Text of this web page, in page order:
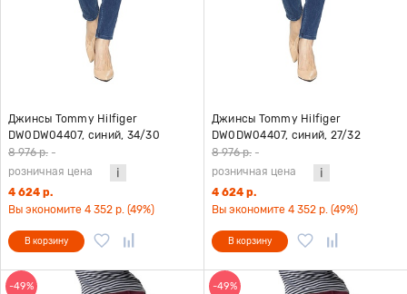
Джинсы Tommy Hilfiger
DW0DW04407, синий, 34/30
8 976 р. -
розничная цена
4 624 р.
Вы экономите 4 352 р. (49%)
В корзину
Джинсы Tommy Hilfiger
DW0DW04407, синий, 27/32
8 976 р. -
розничная цена
4 624 р.
Вы экономите 4 352 р. (49%)
В корзину
-49% -49%